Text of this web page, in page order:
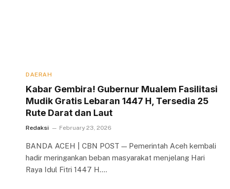
DAERAH
Kabar Gembira! Gubernur Mualem Fasilitasi
Mudik Gratis Lebaran 1447 H, Tersedia 25
Rute Darat dan Laut
Redaksi February 23, 2026
BANDA ACEH | CBN POST — Pemerintah Aceh kembali
hadir meringankan beban masyarakat menjelang Hari
Raya Idul Fitri 1447 H.…